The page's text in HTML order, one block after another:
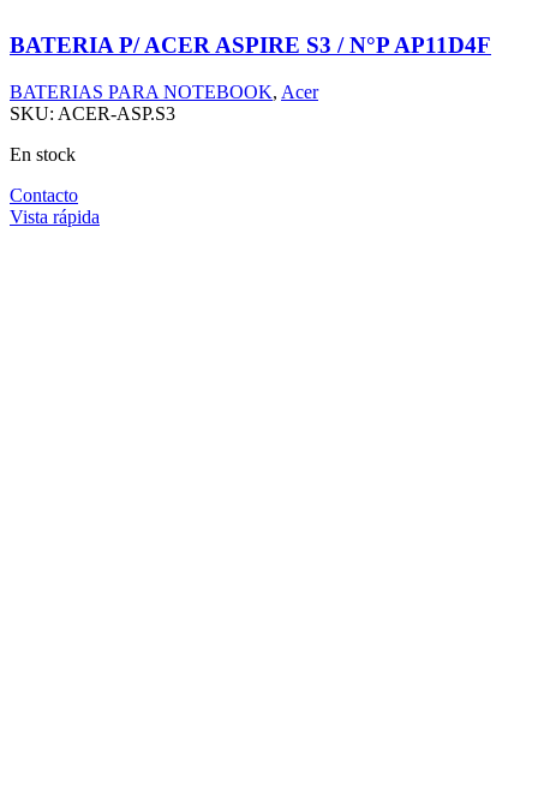
BATERIA P/ ACER ASPIRE S3 / N°P AP11D4F
BATERIAS PARA NOTEBOOK, Acer
SKU: ACER-ASP.S3
En stock
Contacto
Vista rápida